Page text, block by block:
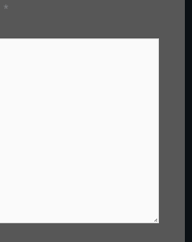
*